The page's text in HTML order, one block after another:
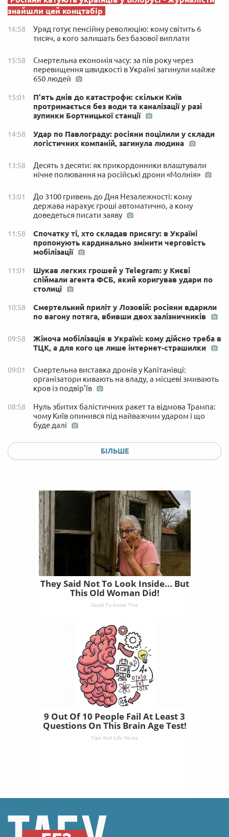
знайшли цей концтабір
16:58
Уряд готує пенсійну революцію: кому світить 6
тисяч, а кого залишать без базової виплати
15:58
Смертельна економія часу: за пів року через
перевищення швидкості в Україні загинули майже
650 людей
15:01
П'ять днів до катастрофи: скільки Київ
протримається без води та каналізації у разі
зупинки Бортницької станції
14:58
Удар по Павлограду: росіяни поцілили у склади
логістичних компаній, загинула людина
13:58
Десять з десяти: як прикордонники влаштували
нічне полювання на російські дрони «Молнія»
13:01
До 3100 гривень до Дня Незалежності: кому
держава нарахує гроші автоматично, а кому
доведеться писати заяву
11:58
Спочатку ті, хто складав присягу: в Україні
пропонують кардинально змінити черговість
мобілізації
11:01
Шукав легких грошей у Telegram: у Києві
спіймали агента ФСБ, який коригував удари по
столиці
10:58
Смертельний приліт у Лозовій: росіяни вдарили
по вагону потяга, вбивши двох залізничників
09:58
Жіноча мобілізація в Україні: кому дійсно треба в
ТЦК, а для кого це лише інтернет-страшилки
09:01
Смертельна виставка дронів у Капітанівці:
організатори кивають на владу, а місцеві змивають
кров із подвір'їв
08:58
Нуль збитих балістичних ракет та відмова Трампа:
чому Київ опинився під найважчим ударом і що
буде далі
БІЛЬШЕ
They Said Not To Look Inside... But
This Old Woman Did!
Good To Know This
9 Out Of 10 People Fail At Least 3
Questions On This Brain Age Test!
Tips And Life Hacks